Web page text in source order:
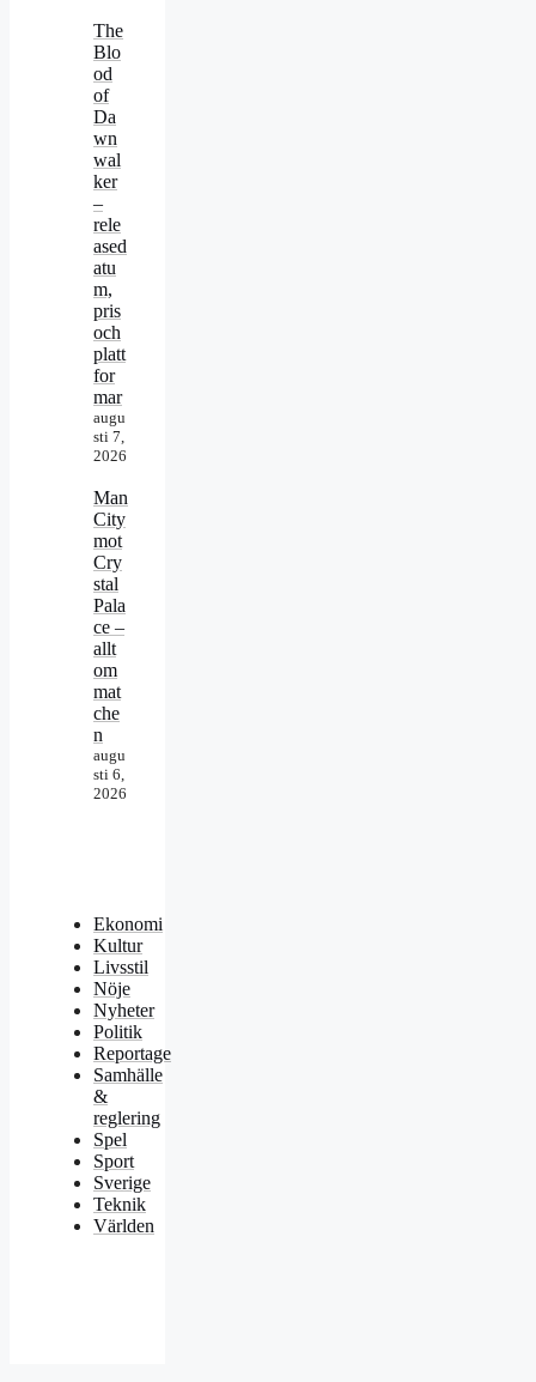
The
Blo
od
of
Da
wn
wal
ker
–
rele
ased
atu
m,
pris
och
platt
for
mar
augu
sti 7,
2026
Man
City
mot
Cry
stal
Pala
ce –
allt
om
mat
che
n
augu
sti 6,
2026
Ekonomi
Kultur
Livsstil
Nöje
Nyheter
Politik
Reportage
Samhälle
&
reglering
Spel
Sport
Sverige
Teknik
Världen